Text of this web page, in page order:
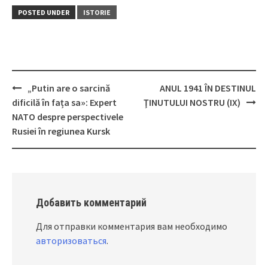
POSTED UNDER ISTORIE
Post
navigation
„Putin are o sarcină
dificilă în fața sa»: Expert
NATO despre perspectivele
Rusiei în regiunea Kursk
ANUL 1941 ÎN DESTINUL
ŢINUTULUI NOSTRU (IX)
Добавить комментарий
Для отправки комментария вам необходимо
авторизоваться.